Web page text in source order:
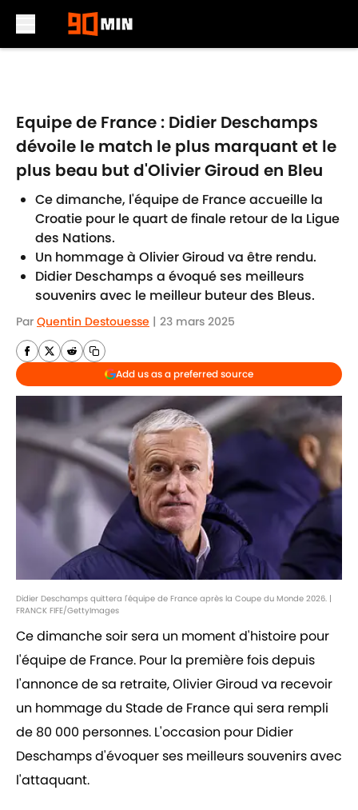
Equipe de France : Didier Deschamps
dévoile le match le plus marquant et le
plus beau but d'Olivier Giroud en Bleu
Ce dimanche, l'équipe de France accueille la
Croatie pour le quart de finale retour de la Ligue
des Nations.
Un hommage à Olivier Giroud va être rendu.
Didier Deschamps a évoqué ses meilleurs
souvenirs avec le meilleur buteur des Bleus.
Par Quentin Destouesse | 23 mars 2025
Add us as a preferred source
Didier Deschamps quittera l'équipe de France après la Coupe du Monde 2026. |
FRANCK FIFE/GettyImages
Ce dimanche soir sera un moment d'histoire pour
l'équipe de France. Pour la première fois depuis
l'annonce de sa retraite, Olivier Giroud va recevoir
un hommage du Stade de France qui sera rempli
de 80 000 personnes. L'occasion pour Didier
Deschamps d'évoquer ses meilleurs souvenirs avec
l'attaquant.